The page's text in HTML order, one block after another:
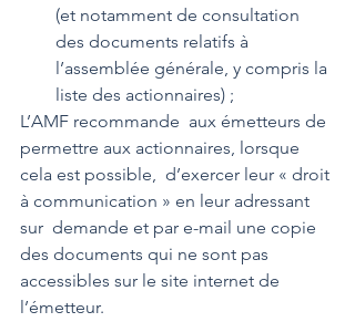
(et notamment de consultation
des documents relatifs à
l’assemblée générale, y compris la
liste des actionnaires) ;
L’AMF recommande  aux émetteurs de
permettre aux actionnaires, lorsque
cela est possible,  d’exercer leur « droit
à communication » en leur adressant
sur  demande et par e-mail une copie
des documents qui ne sont pas
accessibles sur le site internet de
l’émetteur.